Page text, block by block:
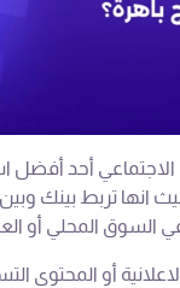
أحد أفضل
انها تربط بينك
المحلي أو
أو المحتوى